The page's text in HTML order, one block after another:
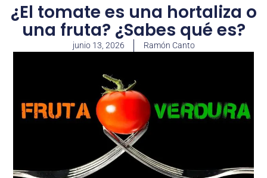
¿El tomate es una hortaliza o
una fruta? ¿Sabes qué es?
junio 13, 2026 Ramón Canto